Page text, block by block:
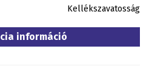
Kellékszavatosság
információ